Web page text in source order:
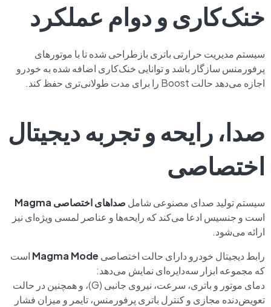
خنک‌کاری و دوام عملکرد
سیستم مدیریت حرارتی باتری بازطراحی شده تا با موتورهای
پرفورمنس سازگار باشد و توانایی خنک‌کاری اضافه شده به خودرو
اجازه می‌دهد حالت Boost را برای مدت طولانی‌تری حفظ کند.
صدا، رایحه و تجربه دیجیتال
اختصاصی
سیستم تولید صدای مصنوعی شامل صداهای اختصاصی Magma
است و جنسیس ادعا می‌کند که رایحه‌ها و عناصر لمسی ویژه‌ای نیز
ارائه می‌شود.
رابط دیجیتال خودرو دارای حالت اختصاصی Magma Mode است
که مجموعه ابزار سه‌دایره‌ای نمایش می‌دهد:
دمای موتور و باتری، سرعت، نیروی جانبی (G)، و همچنین در حالت
تعویض‌دنده مجازی و کنترل باتری پرفورمنس‌، تایمر و میزان فشار